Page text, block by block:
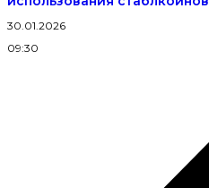
30.01.2026
09:30